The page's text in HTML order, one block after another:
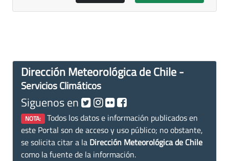
Dirección Meteorológica de Chile -
Servicios Climáticos
Siguenos en
NOTA: Todos los datos e información publicados en
este Portal son de acceso y uso público; no obstante,
se solicita citar a la Dirección Meteorológica de Chile
como la fuente de la información.